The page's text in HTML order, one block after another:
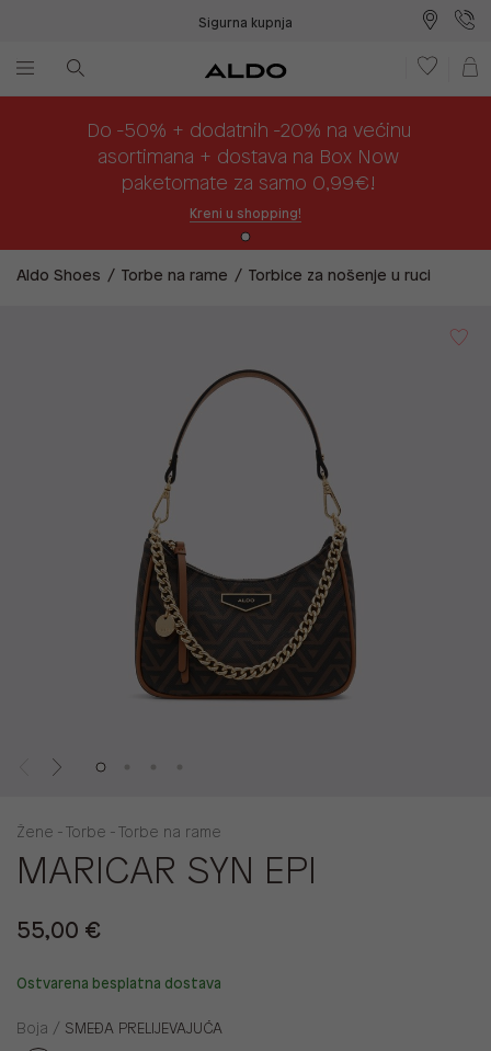
Sigurna kupnja
Do -50% + dodatnih -20% na većinu
asortimana + dostava na Box Now
paketomate za samo 0,99€!
Kreni u shopping!
Aldo Shoes Torbe na rame Torbice za nošenje u ruci
Žene - Torbe - Torbe na rame
MARICAR SYN EPI
55,00 €
Ostvarena besplatna dostava
Boja / SMEĐA PRELIJEVAJUĆA